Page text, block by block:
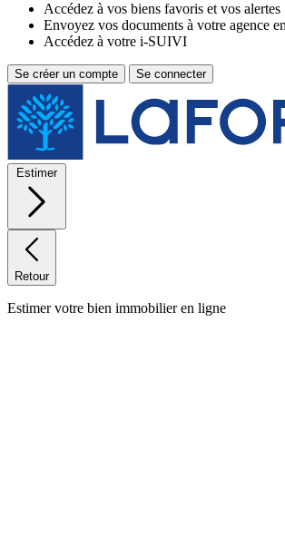
Accédez à vos biens favoris et vos alertes
Envoyez vos documents à votre agence
Accédez à votre i-SUIVI
Se créer un compte Se connecter
Estimer
Retour
Estimer votre bien immobilier en ligne